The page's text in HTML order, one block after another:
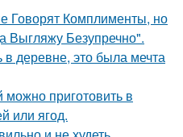
Говорят Комплименты, но
Выгляжу Безупречно".
в деревне, это была мечта
приготовить в
или ягод.